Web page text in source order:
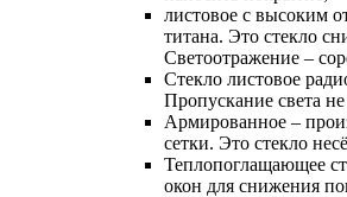
листовое с высоким
титана. Это стекло
Светоотражение –
Cтекло листовое
Пропускание света
Армированное –
сетки. Это стекло
Теплопоглащающее
окон для снижения